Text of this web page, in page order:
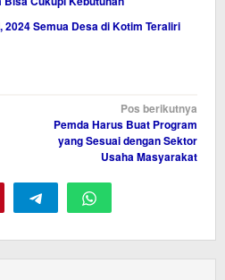
2024 Semua Desa di Kotim Teraliri
Pos berikutnya
Pemda Harus Buat Program
yang Sesuai dengan Sektor
Usaha Masyarakat